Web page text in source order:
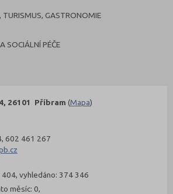
TURISMUS, GASTRONOMIE
SOCIÁLNÍ PÉČE
26101 Příbram (Mapa)
602 461 267
vyhledáno: 374 346
měsíc: 0,